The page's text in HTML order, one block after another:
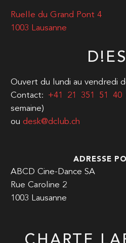
Ruelle du Grand Pont 4
1003 Lausanne
Ouvert du lundi au vendredi
Contact: +41 21 351 51 40
semaine)
ou desk@dclub.ch
ADRESSE
ABCD Cine-Dance SA
Rue Caroline 2
1003 Lausanne